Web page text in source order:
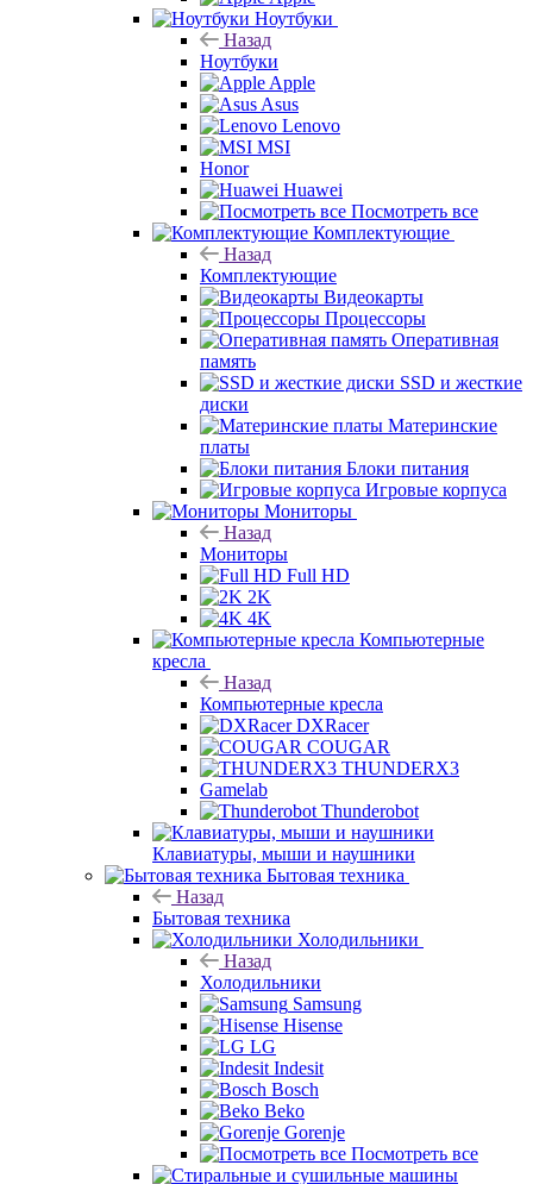
Ноутбуки
Назад
Ноутбуки
Apple
Asus
Lenovo
MSI
Honor
Huawei
Посмотреть все
Комплектующие
Назад
Комплектующие
Видеокарты
Процессоры
Оперативная
память
SSD и жесткие
диски
Материнские
платы
Блоки питания
Игровые корпуса
Мониторы
Назад
Мониторы
Full HD
2K
4K
Компьютерные
кресла
Назад
Компьютерные кресла
DXRacer
COUGAR
THUNDERX3
Gamelab
Thunderobot
Клавиатуры, мыши и наушники
Бытовая техника
Назад
Бытовая техника
Холодильники
Назад
Холодильники
Samsung
Hisense
LG
Indesit
Bosch
Beko
Gorenje
Посмотреть все